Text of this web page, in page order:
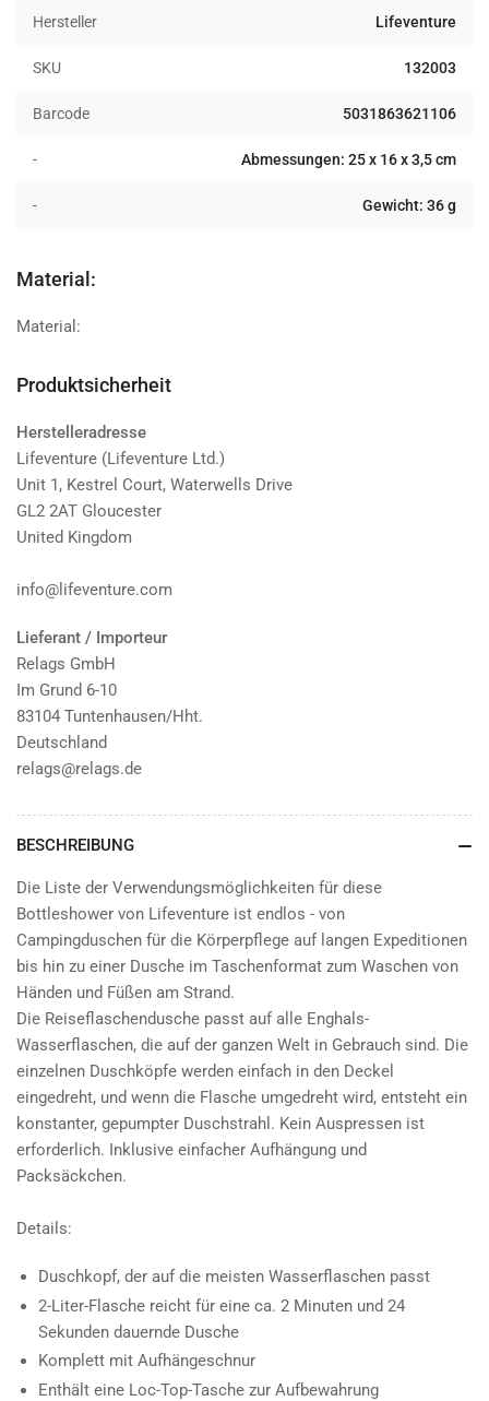
Hersteller Lifeventure
SKU 132003
Barcode 5031863621106
- Abmessungen: 25 x 16 x 3,5 cm
- Gewicht: 36 g
Material:
Material:
Produktsicherheit
Herstelleradresse
Lifeventure (Lifeventure Ltd.)
Unit 1, Kestrel Court, Waterwells Drive
GL2 2AT Gloucester
United Kingdom
info@lifeventure.com
Lieferant / Importeur
Relags GmbH
Im Grund 6-10
83104 Tuntenhausen/Hht.
Deutschland
relags@relags.de
BESCHREIBUNG
Die Liste der Verwendungsmöglichkeiten für diese
Bottleshower von Lifeventure ist endlos - von
Campingduschen für die Körperpflege auf langen Expeditionen
bis hin zu einer Dusche im Taschenformat zum Waschen von
Händen und Füßen am Strand.
Die Reiseflaschendusche passt auf alle Enghals-
Wasserflaschen, die auf der ganzen Welt in Gebrauch sind. Die
einzelnen Duschköpfe werden einfach in den Deckel
eingedreht, und wenn die Flasche umgedreht wird, entsteht ein
konstanter, gepumpter Duschstrahl. Kein Auspressen ist
erforderlich. Inklusive einfacher Aufhängung und
Packsäckchen.
Details:
Duschkopf, der auf die meisten Wasserflaschen passt
2-Liter-Flasche reicht für eine ca. 2 Minuten und 24
Sekunden dauernde Dusche
Komplett mit Aufhängeschnur
Enthält eine Loc-Top-Tasche zur Aufbewahrung